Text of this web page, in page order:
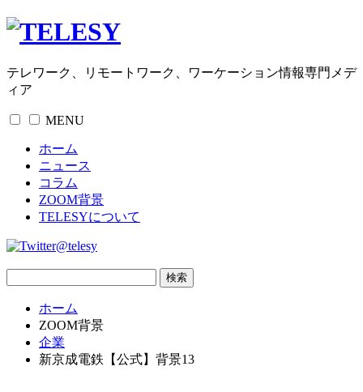
テレワーク、リモートワーク、ワーケーション情報専門メデ
ィア
MENU
ホーム
ニュース
コラム
ZOOM背景
TELESYについて
@telesy
ホーム
ZOOM背景
企業
新京成電鉄【公式】背景13